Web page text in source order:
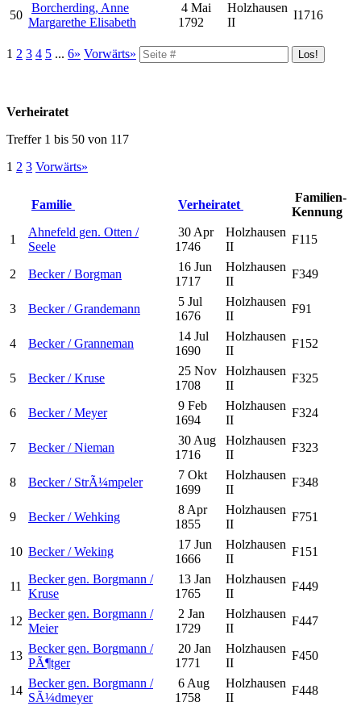
50
Borcherding, Anne
Margarethe Elisabeth
4 Mai
1792
Holzhausen
II
I1716
1 2 3 4 5 ... 6» Vorwärts»
Verheiratet
Treffer 1 bis 50 von 117
1 2 3 Vorwärts»
Familie Verheiratet
Familien-
Kennung
1
Ahnefeld gen. Otten /
Seele
30 Apr
1746
Holzhausen
II
F115
2 Becker / Borgman
16 Jun
1717
Holzhausen
II
F349
3 Becker / Grandemann
5 Jul
1676
Holzhausen
II
F91
4 Becker / Granneman
14 Jul
1690
Holzhausen
II
F152
5 Becker / Kruse
25 Nov
1708
Holzhausen
II
F325
6 Becker / Meyer
9 Feb
1694
Holzhausen
II
F324
7 Becker / Nieman
30 Aug
1716
Holzhausen
II
F323
8 Becker / StrÃ¼mpeler
7 Okt
1699
Holzhausen
II
F348
9 Becker / Wehking
8 Apr
1855
Holzhausen
II
F751
10 Becker / Weking
17 Jun
1666
Holzhausen
II
F151
11
Becker gen. Borgmann /
Kruse
13 Jan
1765
Holzhausen
II
F449
12
Becker gen. Borgmann /
Meier
2 Jan
1729
Holzhausen
II
F447
13
Becker gen. Borgmann /
PÃ¶tger
20 Jan
1771
Holzhausen
II
F450
14
Becker gen. Borgmann /
SÃ¼dmeyer
6 Aug
1758
Holzhausen
II
F448